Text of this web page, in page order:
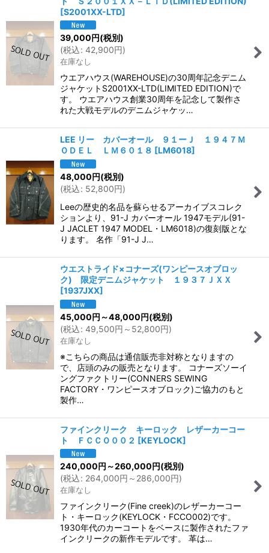
[S2001XX-LTD]
39,000円(税別)
(税込: 42,900円)
在庫なし
ウエアハウス(WAREHOUSE)の30周年記念デニム
ジャケットS2001XX-LTD(LIMITED EDITION)で
す。 ウエアハウス創業30周年を記念して製作さ
れた大戦モデルのデニムジャケッ…
LEE リー カバーオール ９１ーＪ １９４７Ｍ
ＯＤＥＬ ＬＭ６０１８ [LM6018]
48,000円(税別)
(税込: 52,800円)
Leeの歴史的名品を蘇らせるアーカイブスコレク
ションより、91-J カバーオール 1947モデル(91-
J JACLET 1947 MODEL・LM6018)の復刻版とな
ります。 名作「91-J J…
ウエストライド×コナーズ(ワンピースオブロッ
ク) 限定デニムジャケット １９３７ＪＸＸ
[1937JXX]
45,000円 ～48,000円(税別)
(税込: 49,500円 ～52,800円)
在庫なし
※こちらの商品は通信販売非対称となりますの
で、店頭のみの販売となります。 コナーズソーイ
ングファクトリー(CONNERS SEWING
FACTORY・ワンピースオブロック)ご協力のもと
製作…
ファインクリーク キーロック レザーカーコー
ト ＦＣＣＯ００２ [KEYLOCK]
240,000円 ～260,000円(税別)
(税込: 264,000円 ～286,000円)
在庫なし
ファインクリーク(Fine creek)のレザーカーコー
ト・キーロック(KEYLOCK・FCCO002)です。
1930年代のカーコートをベースに製作されたファ
インクリークの新作モデルです。 革は…